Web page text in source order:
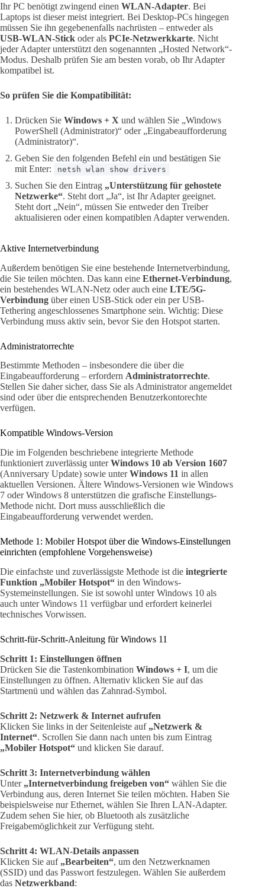
Ihr PC benötigt zwingend einen WLAN-Adapter. Bei
Laptops ist dieser meist integriert. Bei Desktop-PCs hingegen
müssen Sie ihn gegebenenfalls nachrüsten – entweder als
USB-WLAN-Stick oder als PCIe-Netzwerkkarte. Nicht
jeder Adapter unterstützt den sogenannten „Hosted Network“-
Modus. Deshalb prüfen Sie am besten vorab, ob Ihr Adapter
kompatibel ist.
So prüfen Sie die Kompatibilität:
Drücken Sie Windows + X und wählen Sie „Windows
PowerShell (Administrator)“ oder „Eingabeaufforderung
(Administrator)“.
Geben Sie den folgenden Befehl ein und bestätigen Sie
mit Enter:
netsh wlan show drivers
Suchen Sie den Eintrag „Unterstützung für gehostete
Netzwerke“. Steht dort „Ja“, ist Ihr Adapter geeignet.
Steht dort „Nein“, müssen Sie entweder den Treiber
aktualisieren oder einen kompatiblen Adapter verwenden.
Aktive Internetverbindung
Außerdem benötigen Sie eine bestehende Internetverbindung,
die Sie teilen möchten. Das kann eine Ethernet-Verbindung,
ein bestehendes WLAN-Netz oder auch eine LTE/5G-
Verbindung über einen USB-Stick oder ein per USB-
Tethering angeschlossenes Smartphone sein. Wichtig: Diese
Verbindung muss aktiv sein, bevor Sie den Hotspot starten.
Administratorrechte
Bestimmte Methoden – insbesondere die über die
Eingabeaufforderung – erfordern Administratorrechte.
Stellen Sie daher sicher, dass Sie als Administrator angemeldet
sind oder über die entsprechenden Benutzerkontorechte
verfügen.
Kompatible Windows-Version
Die im Folgenden beschriebene integrierte Methode
funktioniert zuverlässig unterWindows 10 ab Version 1607
(Anniversary Update) sowie unterWindows 11 in allen
aktuellen Versionen. Ältere Windows-Versionen wie Windows
7 oder Windows 8 unterstützen die grafische Einstellungs-
Methode nicht. Dort muss ausschließlich die
Eingabeaufforderung verwendet werden.
Methode 1: Mobiler Hotspot über die Windows-Einstellungen
einrichten (empfohlene Vorgehensweise)
Die einfachste und zuverlässigste Methode ist die integrierte
Funktion „Mobiler Hotspot“ in den Windows-
Systemeinstellungen. Sie ist sowohl unter Windows 10 als
auch unter Windows 11 verfügbar und erfordert keinerlei
technisches Vorwissen.
Schritt-für-Schritt-Anleitung für Windows 11
Schritt 1: Einstellungen öffnen
Drücken Sie die Tastenkombination Windows + I, um die
Einstellungen zu öffnen. Alternativ klicken Sie auf das
Startmenü und wählen das Zahnrad-Symbol.
Schritt 2: Netzwerk & Internet aufrufen
Klicken Sie links in der Seitenleiste auf „Netzwerk &
Internet“. Scrollen Sie dann nach unten bis zum Eintrag
„Mobiler Hotspot“ und klicken Sie darauf.
Schritt 3: Internetverbindung wählen
Unter „Internetverbindung freigeben von“ wählen Sie die
Verbindung aus, deren Internet Sie teilen möchten. Haben Sie
beispielsweise nur Ethernet, wählen Sie Ihren LAN-Adapter.
Zudem sehen Sie hier, ob Bluetooth als zusätzliche
Freigabemöglichkeit zur Verfügung steht.
Schritt 4: WLAN-Details anpassen
Klicken Sie auf „Bearbeiten“, um den Netzwerknamen
(SSID) und das Passwort festzulegen. Wählen Sie außerdem
das Netzwerkband: